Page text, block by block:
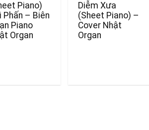
Piano)
Phấn – Biên
Piano
Organ
Diễm Xưa
(Sheet Piano) –
Cover Nhật
Organ